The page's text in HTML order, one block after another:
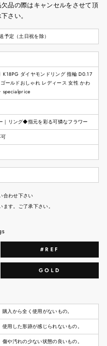
品の際はキャンセルをさせて頂
さい。
予定（土日祝を除）
K18PG ダイヤモンドリング 指輪 D0.17
ールドおしゃれ レディース 女性 かわ
specialprice
リング◆指元を彩る可憐なフラワー
合わせ下さい
す。ご了承下さい。
#REF
GOLD
購入から全く使用がないもの。
使用した形跡が感じられないもの。
傷や汚れの少ない状態の良いもの。